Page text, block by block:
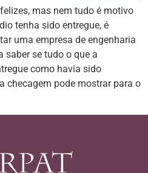
mas nem tudo é motivo
tenha sido entregue, é
uma empresa de engenharia
saber se tudo o que a
como havia sido
checagem pode mostrar para o